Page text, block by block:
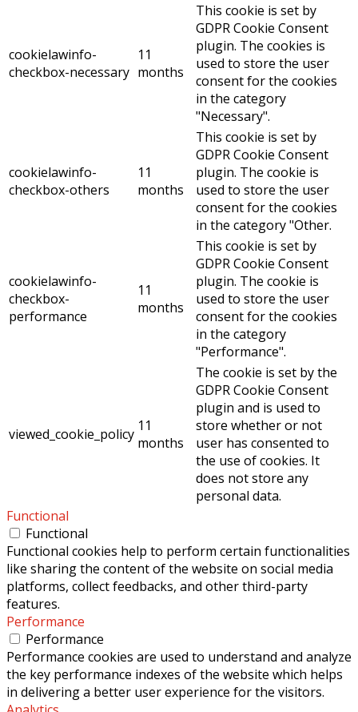
cookielawinfo-
checkbox-necessary
11
months
This cookie is set by
GDPR Cookie Consent
plugin. The cookies is
used to store the user
consent for the cookies
in the category
"Necessary".
cookielawinfo-
checkbox-others
11
months
This cookie is set by
GDPR Cookie Consent
plugin. The cookie is
used to store the user
consent for the cookies
in the category "Other.
cookielawinfo-
checkbox-
performance
11
months
This cookie is set by
GDPR Cookie Consent
plugin. The cookie is
used to store the user
consent for the cookies
in the category
"Performance".
viewed_cookie_policy 11
months
The cookie is set by the
GDPR Cookie Consent
plugin and is used to
store whether or not
user has consented to
the use of cookies. It
does not store any
personal data.
Functional
Functional
Functional cookies help to perform certain functionalities
like sharing the content of the website on social media
platforms, collect feedbacks, and other third-party
features.
Performance
Performance
Performance cookies are used to understand and analyze
the key performance indexes of the website which helps
in delivering a better user experience for the visitors.